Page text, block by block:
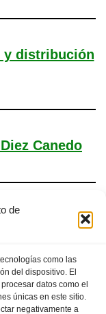
de
como las
del dispositivo. El
datos como el
únicas en este sitio.
negativamente a
y distribución
Canedo
SIGUIENTE